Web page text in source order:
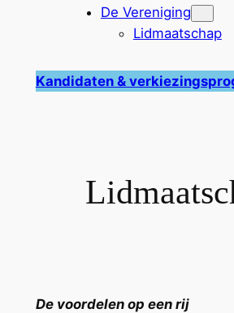
De Vereniging
Lidmaatschap
Kandidaten &
De voordelen op een rij